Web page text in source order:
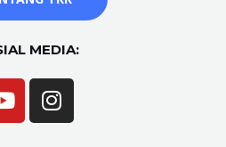
MEDIA: